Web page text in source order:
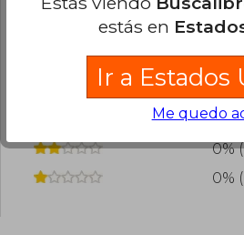
agregar tu propia evaluación
0%
0%
0%
0%
estás en
Ir a Estados
Me quedo